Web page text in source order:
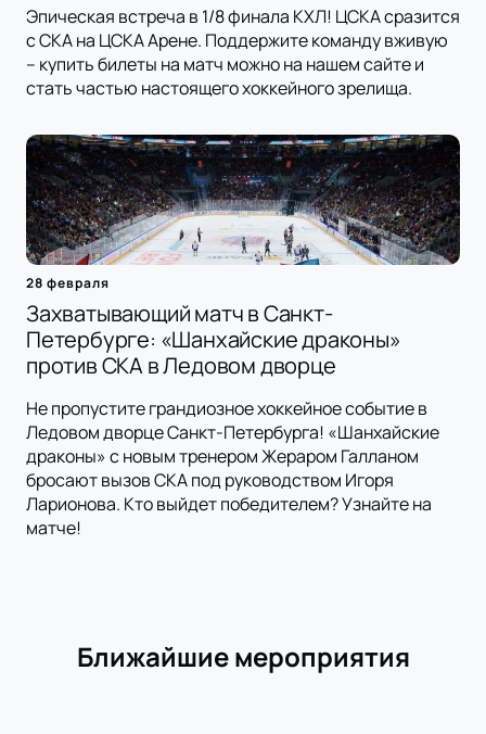
Эпическая встреча в 1/8 финала КХЛ! ЦСКА сразится
с СКА на ЦСКА Арене. Поддержите команду вживую
– купить билеты на матч можно на нашем сайте и
стать частью настоящего хоккейного зрелища.
28 февраля
Захватывающий матч в Санкт-
Петербурге: «Шанхайские драконы»
против СКА в Ледовом дворце
Не пропустите грандиозное хоккейное событие в
Ледовом дворце Санкт-Петербурга! «Шанхайские
драконы» с новым тренером Жераром Галланом
бросают вызов СКА под руководством Игоря
Ларионова. Кто выйдет победителем? Узнайте на
матче!
Ближайшие мероприятия